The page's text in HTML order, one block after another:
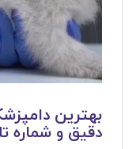
بهترین
دقیق و شماره